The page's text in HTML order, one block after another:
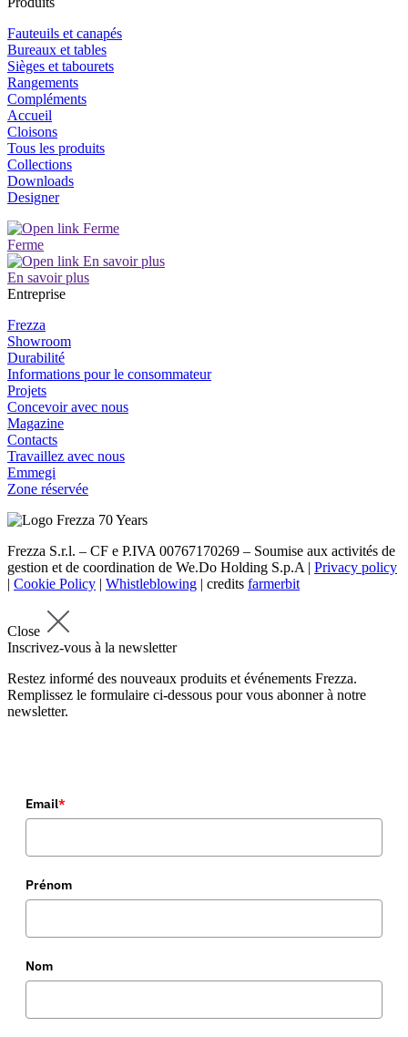
Fauteuils et canapés
Bureaux et tables
Sièges et tabourets
Rangements
Compléments
Accueil
Cloisons
Tous les produits
Collections
Downloads
Designer
Ferme
En savoir plus
Entreprise
Frezza
Showroom
Durabilité
Informations pour le consommateur
Projets
Concevoir avec nous
Magazine
Contacts
Travaillez avec nous
Emmegi
Zone réservée
Frezza S.r.l. – CF e P.IVA 00767170269 – Soumise aux activités de
gestion et de coordination de We.Do Holding S.p.A | Privacy policy
| Cookie Policy | Whistleblowing | credits farmerbit
Close
Inscrivez-vous à la newsletter
Restez informé des nouveaux produits et événements Frezza.
Remplissez le formulaire ci-dessous pour vous abonner à notre
newsletter.
Email*
Prénom
Nom